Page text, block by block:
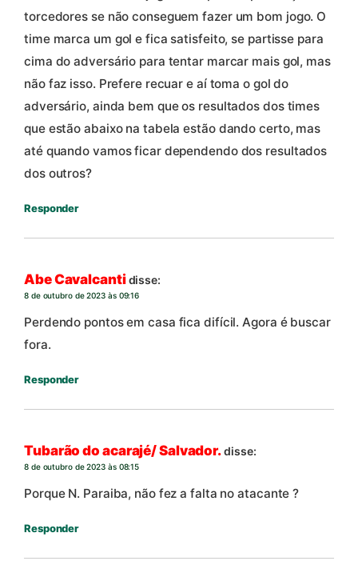
torcedores se não conseguem fazer um bom jogo. O
time marca um gol e fica satisfeito, se partisse para
cima do adversário para tentar marcar mais gol, mas
não faz isso. Prefere recuar e aí toma o gol do
adversário, ainda bem que os resultados dos times
que estão abaixo na tabela estão dando certo, mas
até quando vamos ficar dependendo dos resultados
dos outros?
Responder
Abe Cavalcantidisse:
8 de outubro de 2023 às 09:16
Perdendo pontos em casa fica difícil. Agora é buscar
fora.
Responder
Tubarão do acarajé/ Salvador.disse:
8 de outubro de 2023 às 08:15
Porque N. Paraiba, não fez a falta no atacante ?
Responder